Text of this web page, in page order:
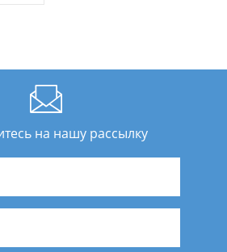
на нашу рассылку